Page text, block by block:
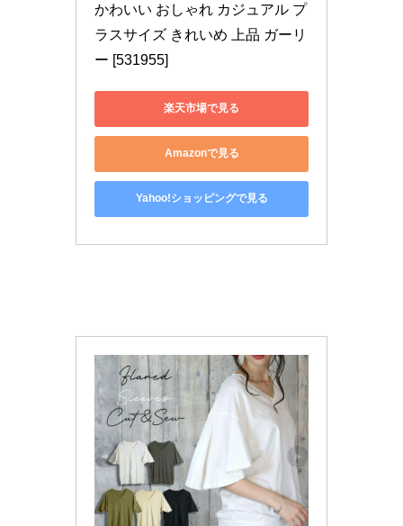
かわいい おしゃれ カジュアル プ
ラスサイズ きれいめ 上品 ガーリ
ー [531955]
楽天市場で見る
Amazonで見る
Yahoo!ショッピングで見る